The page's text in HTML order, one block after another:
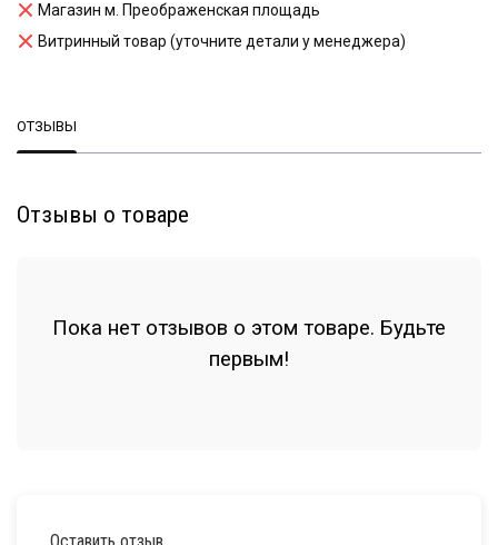
Магазин м. Преображенская площадь
Витринный товар (уточните детали у менеджера)
ОТЗЫВЫ
Отзывы о товаре
Пока нет отзывов о этом товаре. Будьте
первым!
Оставить отзыв